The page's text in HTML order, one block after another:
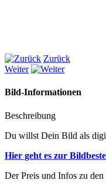
Zurück
Weiter
Bild-Informationen
Beschreibung
Du willst Dein Bild als
Hier geht es zur
Der Preis und Infos zu